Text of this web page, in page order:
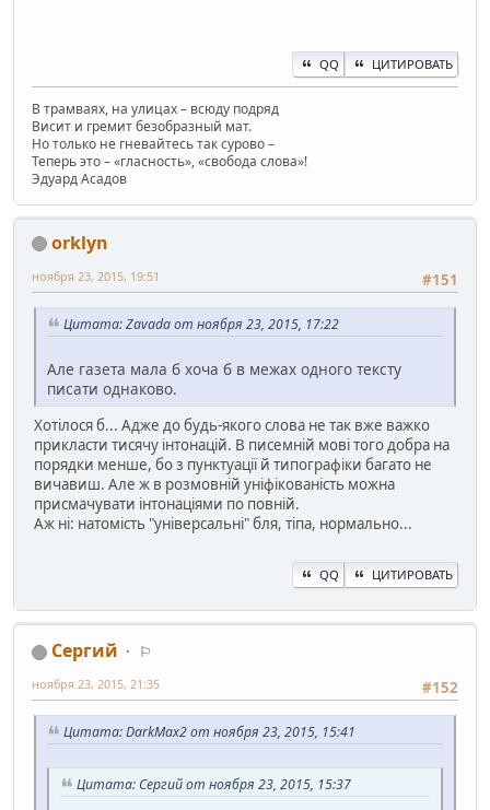
QQ ЦИТИРОВАТЬ
В трамваях, на улицах – всюду подряд
Висит и гремит безобразный мат.
Но только не гневайтесь так сурово –
Теперь это – «гласность», «свобода слова»!
Эдуард Асадов
orklyn
#151
ноября 23, 2015, 19:51
Цитата: Zavada от ноября 23, 2015, 17:22
Але газета мала б хоча б в межах одного тексту
писати однаково.
Хотілося б... Адже до будь-якого слова не так вже важко
прикласти тисячу інтонацій. В писемній мові того добра на
порядки менше, бо з пунктуації й типографіки багато не
вичавиш. Але ж в розмовній уніфікованість можна
присмачувати інтонаціями по повній.
Аж ні: натомість "універсальні" бля, тіпа, нормально...
QQ ЦИТИРОВАТЬ
Сергий
⚐
#152
ноября 23, 2015, 21:35
Цитата: DarkMax2 от ноября 23, 2015, 15:41
Цитата: Сергий от ноября 23, 2015, 15:37